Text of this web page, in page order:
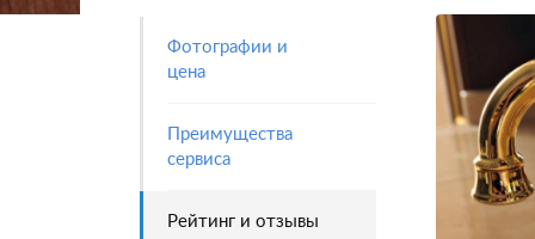
Фотографии и
цена
Преимущества
сервиса
Рейтинг и отзывы